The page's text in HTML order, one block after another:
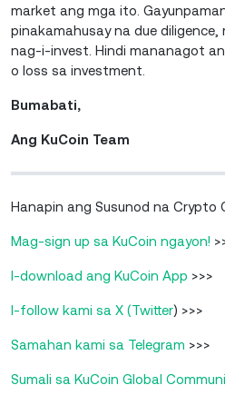
market ang mga ito.
pinakamahusay na due
nag-i-invest. Hindi mananagot
o loss sa investment.
Bumabati,
Ang KuCoin Team
Hanapin ang Susunod na Crypto
Mag-sign up sa KuCoin ngayon!
I-download ang KuCoin App >>>
I-follow kami sa X (Twitter) >>>
Samahan kami sa Telegram >>>
Sumali sa KuCoin Global